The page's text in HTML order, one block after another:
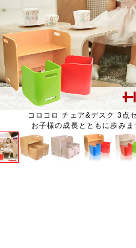
コロコロ チェア&デスク 3点
お子様の成長とともに歩みま